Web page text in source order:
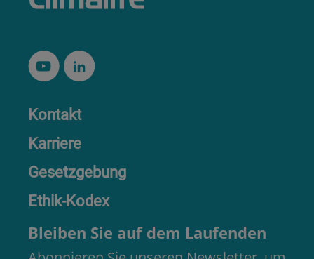
Kontakt
Karriere
Gesetzgebung
Ethik-Kodex
Bleiben Sie auf dem Laufenden